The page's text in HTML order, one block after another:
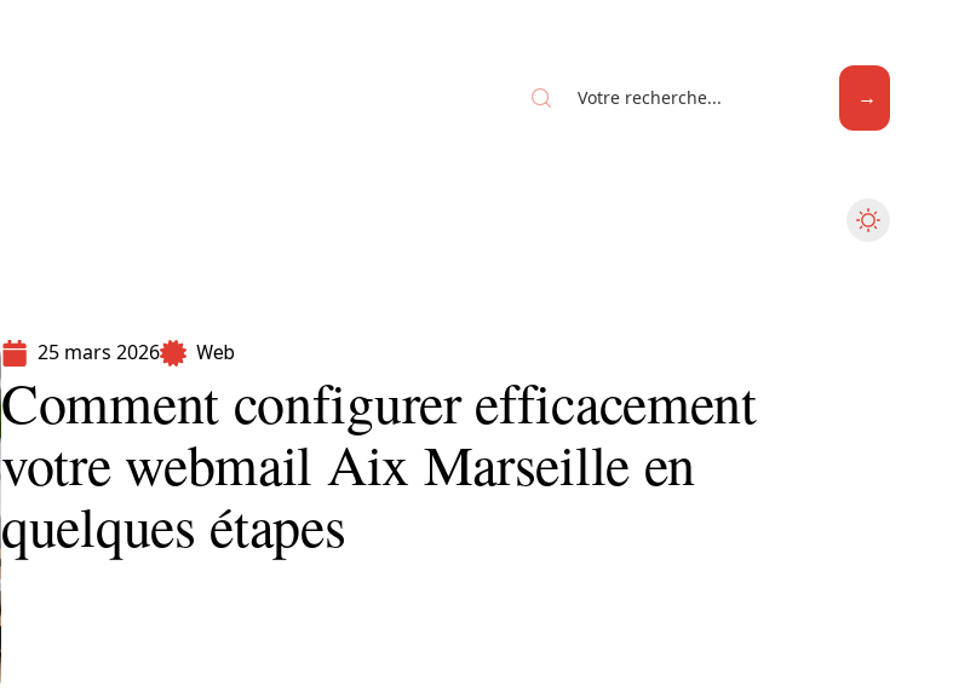
25 mars 2026 Web
Comment configurer efficacement
votre webmail Aix Marseille en
quelques étapes